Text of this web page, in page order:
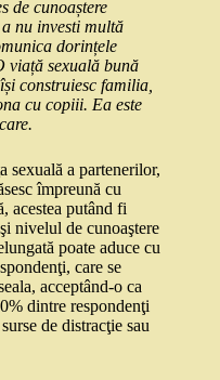
de cunoaștere
nu investi multă
dorințele
viață sexuală bună
construiesc familia,
cu copiii. Ea este
sexuală a partenerilor,
împreună cu
acestea putând fi
nivelul de cunoaştere
poate aduce cu
care se
acceptând-o ca
dintre respondenţi
de distracţie sau